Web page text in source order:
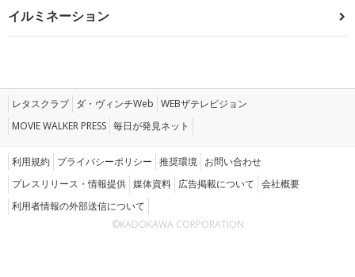
イルミネーション
レタスクラブ ダ・ヴィンチWeb WEBザテレビジョン
MOVIE WALKER PRESS 毎日が発見ネット
利用規約 プライバシーポリシー 推奨環境 お問い合わせ
プレスリリース・情報提供 媒体資料 広告掲載について 会社概要
利用者情報の外部送信について
©KADOKAWA CORPORATION